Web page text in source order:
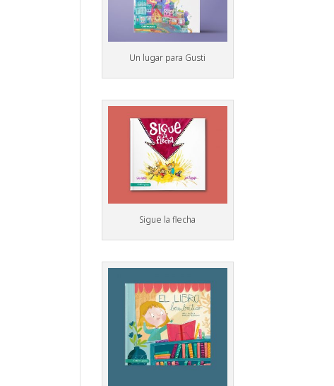
Un lugar para Gusti
Sigue la flecha